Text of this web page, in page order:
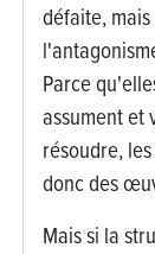
défaite,
Parce
assument et
résoudre,
donc des
Mais si la